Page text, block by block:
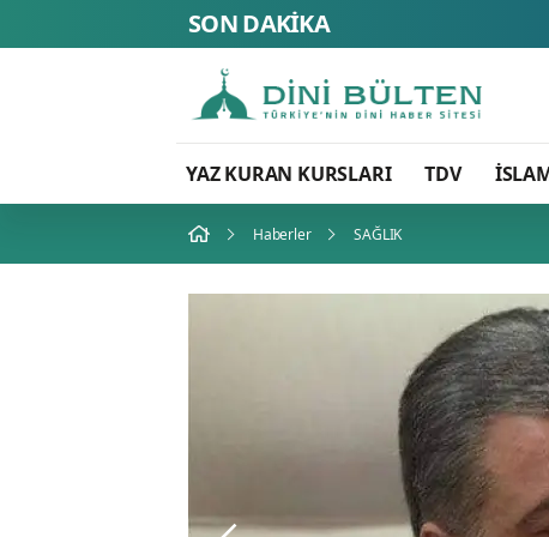
SON DAKİKA Sayın Münih
YAZ KURAN KURSLARI TDV
Haberler SAĞLIK